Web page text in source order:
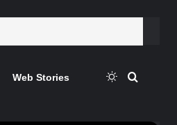
Web Stories Switch skin